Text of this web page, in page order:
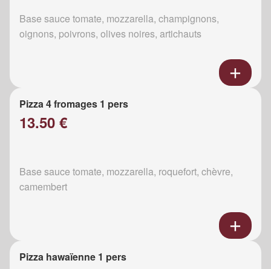
Base sauce tomate, mozzarella, champignons,
oignons, poivrons, olives noires, artichauts
Pizza 4 fromages 1 pers
13.50 €
Base sauce tomate, mozzarella, roquefort, chèvre,
camembert
Pizza hawaïenne 1 pers